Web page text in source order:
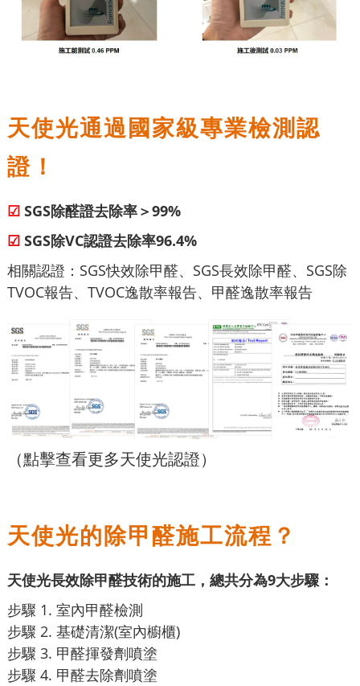
天使光通過國家級專業檢測認
證！
☑ SGS除醛證去除率＞99%
☑ SGS除VC認證去除率96.4%
相關認證：SGS快效除甲醛、SGS長效除甲醛、SGS除
TVOC報告、TVOC逸散率報告、甲醛逸散率報告
（點擊查看更多天使光認證）
天使光的除甲醛施工流程？
天使光長效除甲醛技術的施工，總共分為9大步驟：
步驟 1. 室內甲醛檢測
步驟 2. 基礎清潔(室內櫥櫃)
步驟 3. 甲醛揮發劑噴塗
步驟 4. 甲醛去除劑噴塗